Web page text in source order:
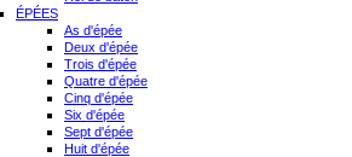
ÉPÉES
As d'épée
Deux d'épée
Trois d'épée
Quatre d'épée
Cinq d'épée
Six d'épée
Sept d'épée
Huit d'épée